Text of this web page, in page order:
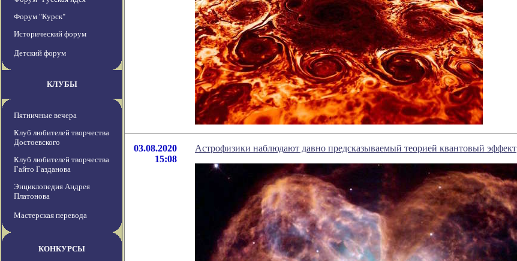
Форум "Курск"
Исторический форум
Детский форум
КЛУБЫ
Пятничные вечера
Клуб любителей творчества
Достоевского
Клуб любителей творчества
Гайто Газданова
Энциклопедия Андрея
Платонова
Мастерская перевода
КОНКУРСЫ
03.08.2020
15:08
Астрофизики наблюдают давно предсказываемый теорией квантовый эффект